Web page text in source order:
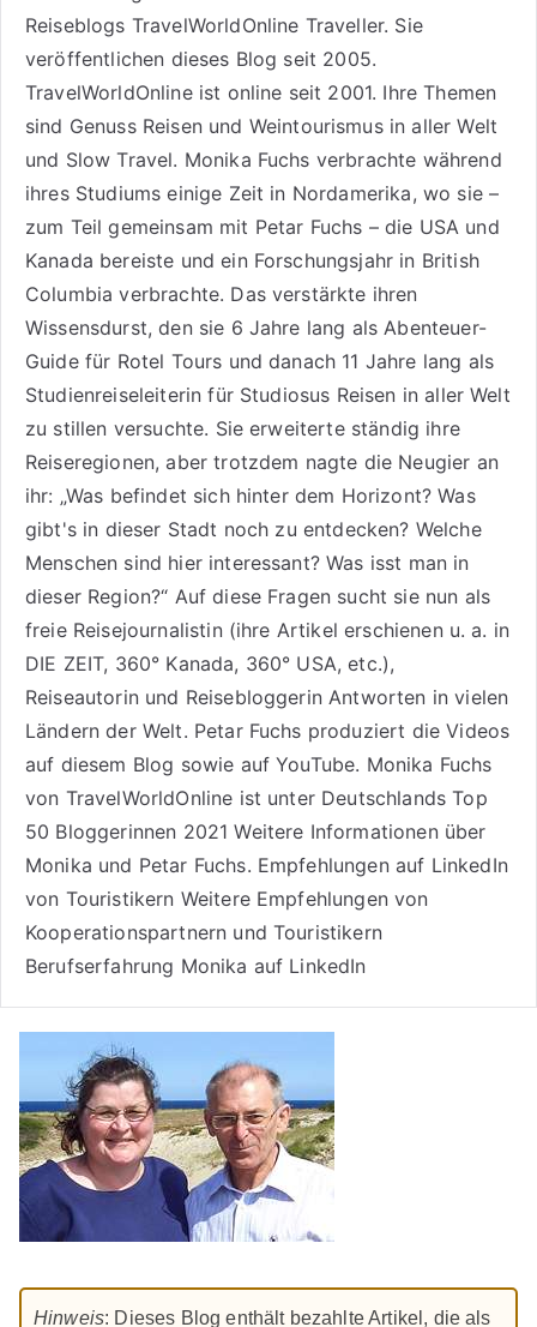
Reiseblogs TravelWorldOnline Traveller. Sie
veröffentlichen dieses Blog seit 2005.
TravelWorldOnline ist online seit 2001. Ihre Themen
sind Genuss Reisenund Weintourismusin aller Welt
und Slow Travel. Monika Fuchs verbrachte während
ihres Studiums einige Zeit in Nordamerika, wo sie –
zum Teil gemeinsam mit Petar Fuchs – die USA und
Kanada bereiste und ein Forschungsjahr in British
Columbia verbrachte. Das verstärkte ihren
Wissensdurst, den sie 6 Jahre lang alsAbenteuer-
Guide für Rotel Tours und danach 11 Jahre lang als
Studienreiseleiterin für Studiosus Reisen in aller Welt
zu stillen versuchte. Sie erweiterte ständig ihre
Reiseregionen, aber trotzdem nagte die Neugier an
ihr: „Was befindet sich hinter dem Horizont? Was
gibt's in dieser Stadt noch zu entdecken? Welche
Menschen sind hier interessant? Was isst man in
dieser Region?“ Auf diese Fragen sucht sie nun als
freie Reisejournalistin (ihre Artikel erschienen u. a. in
DIE ZEIT, 360° Kanada, 360° USA, etc.),
Reiseautorinund Reisebloggerin Antworten in vielen
Ländern der Welt. Petar Fuchs produziert die Videos
auf diesem Blog sowie aufYouTube. Monika Fuchs
von TravelWorldOnline ist unter Deutschlands Top
50 Bloggerinnen 2021 Weitere Informationen über
Monika und Petar Fuchs. Empfehlungen auf LinkedIn
von Touristikern Weitere Empfehlungen von
Kooperationspartnern und Touristikern
Berufserfahrung Monika auf LinkedIn
Hinweis: Dieses Blog enthält bezahlte Artikel, die als